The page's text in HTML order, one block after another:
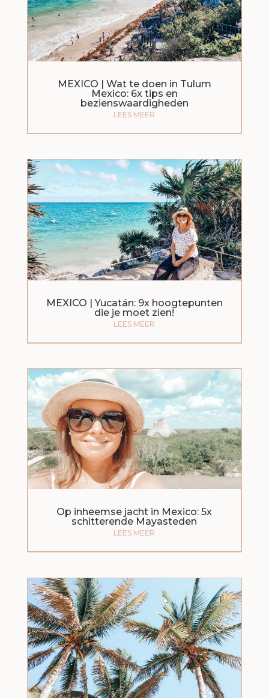
MEXICO | Wat te doen in Tulum
Mexico: 6x tips en
bezienswaardigheden
LEES MEER
MEXICO | Yucatán: 9x hoogtepunten
die je moet zien!
LEES MEER
Op inheemse jacht in Mexico: 5x
schitterende Mayasteden
LEES MEER